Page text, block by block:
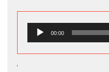
Πρόγραμμα
Αναπαραγωγής
00:00